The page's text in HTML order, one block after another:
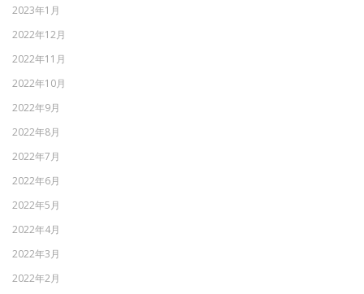
2023年1月
2022年12月
2022年11月
2022年10月
2022年9月
2022年8月
2022年7月
2022年6月
2022年5月
2022年4月
2022年3月
2022年2月